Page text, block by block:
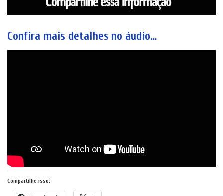
Confira mais detalhes no áudio…
Compartilhe isso: